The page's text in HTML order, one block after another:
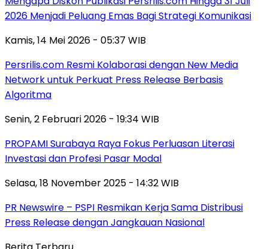
2026 Menjadi Peluang Emas Bagi Strategi Komunikasi
Kamis, 14 Mei 2026 - 05:37 WIB
Persrilis.com Resmi Kolaborasi dengan New Media
Network untuk Perkuat Press Release Berbasis
Algoritma
Senin, 2 Februari 2026 - 19:34 WIB
PROPAMI Surabaya Raya Fokus Perluasan Literasi
Investasi dan Profesi Pasar Modal
Selasa, 18 November 2025 - 14:32 WIB
PR Newswire – PSPI Resmikan Kerja Sama Distribusi
Press Release dengan Jangkauan Nasional